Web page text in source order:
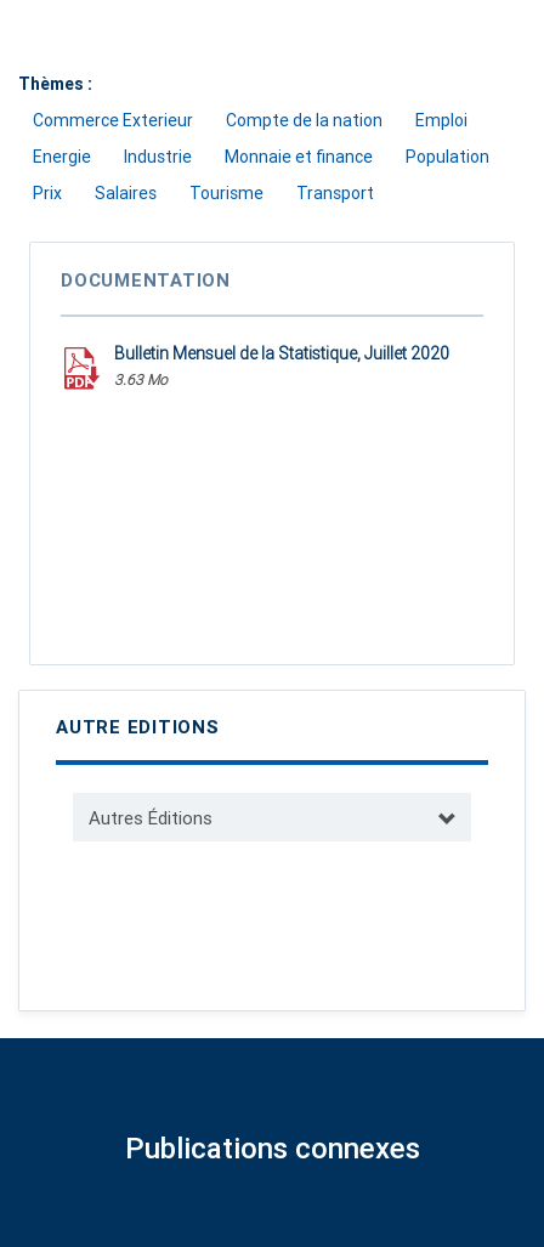
Thèmes :
Commerce Exterieur
Compte de la nation
Emploi
Energie
Industrie Monnaie et finance
Population
Prix
Salaires Tourisme Transport
DOCUMENTATION
Bulletin Mensuel de la Statistique, Juillet 2020
3.63 Mo
AUTRE EDITIONS
Autres Éditions
Publications connexes